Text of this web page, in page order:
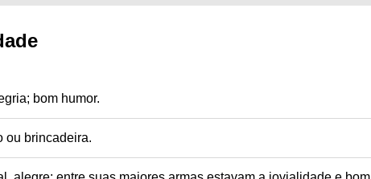
bom humor.
ou brincadeira.